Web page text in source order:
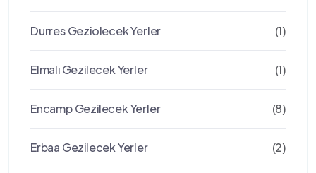
Durres Geziolecek Yerler (1)
Elmalı Gezilecek Yerler (1)
Encamp Gezilecek Yerler (8)
Erbaa Gezilecek Yerler (2)